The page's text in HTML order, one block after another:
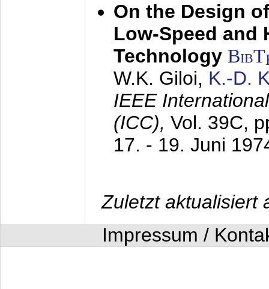
On the Design
Low-Speed and
Technology BibT
W.K. Giloi, K.-D.
IEEE
(ICC), Vol. 39C,
17. - 19. Juni
Zuletzt aktualisiert
Impressum /